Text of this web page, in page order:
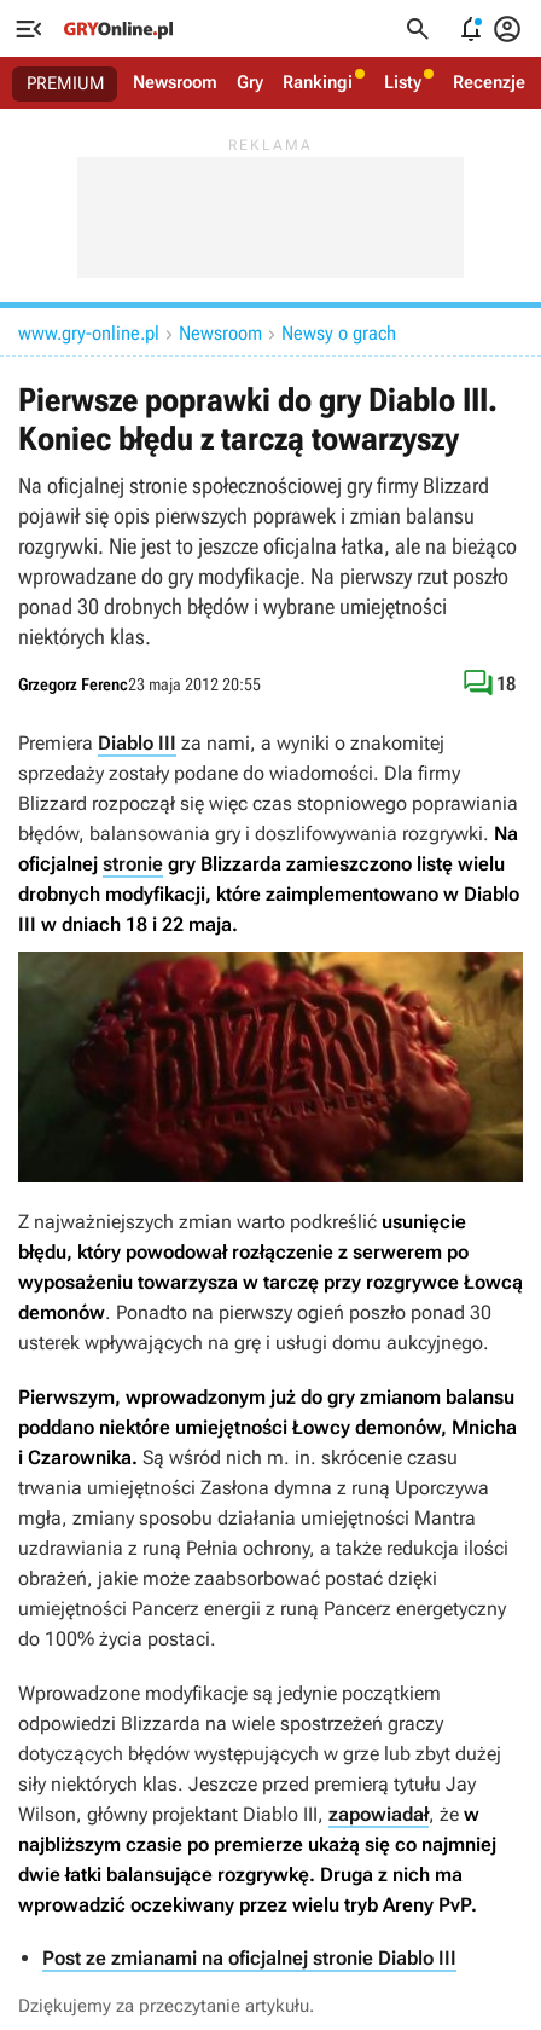
   
PREMIUM Newsroom Gry Rankingi Listy Recenzje
www.gry-online.pl  Newsroom  Newsy o grach
Pierwsze poprawki do gry Diablo III.
Koniec błędu z tarczą towarzyszy
Na oficjalnej stronie społecznościowej gry firmy Blizzard
pojawił się opis pierwszych poprawek i zmian balansu
rozgrywki. Nie jest to jeszcze oficjalna łatka, ale na bieżąco
wprowadzane do gry modyfikacje. Na pierwszy rzut poszło
ponad 30 drobnych błędów i wybrane umiejętności
niektórych klas.
Grzegorz Ferenc23 maja 2012 20:55  18
Premiera Diablo III za nami, a wyniki o znakomitej
sprzedaży zostały podane do wiadomości. Dla firmy
Blizzard rozpoczął się więc czas stopniowego poprawiania
błędów, balansowania gry i doszlifowywania rozgrywki. Na
oficjalnej stronie gry Blizzarda zamieszczono listę wielu
drobnych modyfikacji, które zaimplementowano w Diablo
III w dniach 18 i 22 maja.
Z najważniejszych zmian warto podkreślić usunięcie
błędu, który powodował rozłączenie z serwerem po
wyposażeniu towarzysza w tarczę przy rozgrywce Łowcą
demonów. Ponadto na pierwszy ogień poszło ponad 30
usterek wpływających na grę i usługi domu aukcyjnego.
Pierwszym, wprowadzonym już do gry zmianom balansu
poddano niektóre umiejętności Łowcy demonów, Mnicha
i Czarownika. Są wśród nich m. in. skrócenie czasu
trwania umiejętności Zasłona dymna z runą Uporczywa
mgła, zmiany sposobu działania umiejętności Mantra
uzdrawiania z runą Pełnia ochrony, a także redukcja ilości
obrażeń, jakie może zaabsorbować postać dzięki
umiejętności Pancerz energii z runą Pancerz energetyczny
do 100% życia postaci.
Wprowadzone modyfikacje są jedynie początkiem
odpowiedzi Blizzarda na wiele spostrzeżeń graczy
dotyczących błędów występujących w grze lub zbyt dużej
siły niektórych klas. Jeszcze przed premierą tytułu Jay
Wilson, główny projektant Diablo III, zapowiadał, że w
najbliższym czasie po premierze ukażą się co najmniej
dwie łatki balansujące rozgrywkę. Druga z nich ma
wprowadzić oczekiwany przez wielu tryb Areny PvP.
Post ze zmianami na oficjalnej stronie Diablo III
Dziękujemy za przeczytanie artykułu.